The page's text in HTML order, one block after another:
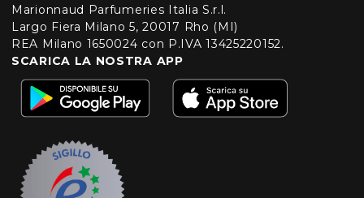
Marionnaud Parfumeries Italia S.r.l.
Largo Fiera Milano 5, 20017 Rho (MI)
REA Milano 1650024 con P.IVA 13425220152.
SCARICA LA NOSTRA APP